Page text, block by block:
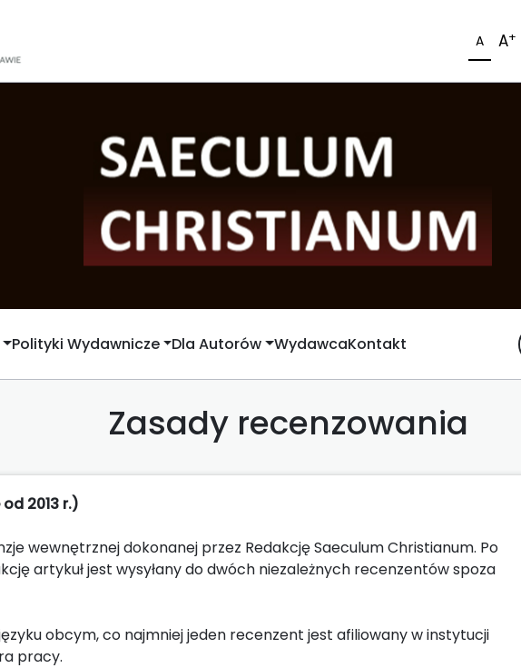
A A+
Polityki Wydawnicze Dla Autorów WydawcaKontakt
Zasady recenzowania
2013 r.)
wewnętrznej dokonanej przez Redakcję Saeculum Christianum. Po
artykuł jest wysyłany do dwóch niezależnych recenzentów spoza
obcym, co najmniej jeden recenzent jest afiliowany w instytucji
pracy.